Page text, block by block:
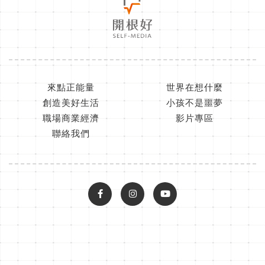
來點正能量
世界在想什麼
創造美好生活
小孩不是噩夢
職場商業經濟
影片專區
聯絡我們